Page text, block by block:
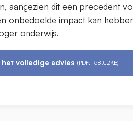
aangezien dit een precedent
onbedoelde impact kan
onderwijs.
volledige advies (PDF, 158.02KB)